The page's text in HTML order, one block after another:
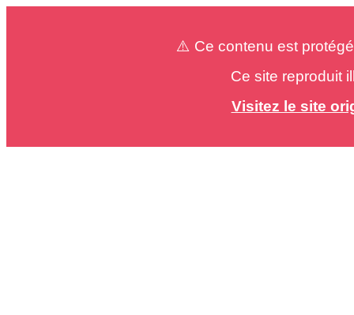
⚠️ Ce contenu est
Ce site reproduit
Visitez le site